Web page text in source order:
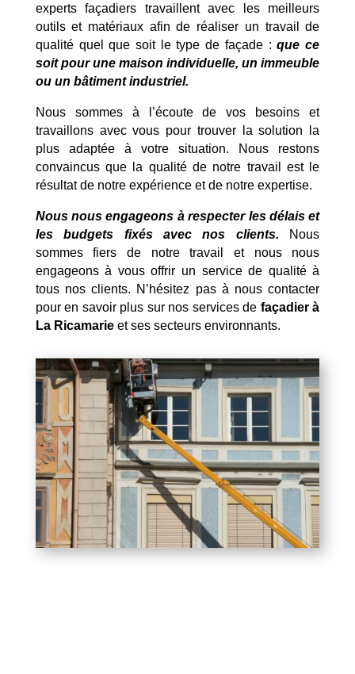
experts façadiers travaillent avec les meilleurs
outils et matériaux afin de réaliser un travail de
qualité quel que soit le type de façade :que ce
soit pour une maison individuelle, un immeuble
ou un bâtiment industriel.
Nous sommes à l’écoute de vos besoins et
travaillons avec vous pour trouver la solution la
plus adaptée à votre situation. Nous restons
convaincus que la qualité de notre travail est le
résultat de notre expérience et de notre expertise.
Nous nous engageons à respecter les délais et
les budgets fixés avec nos clients. Nous
sommes fiers de notre travail et nous nous
engageons à vous offrir un service de qualité à
tous nos clients. N’hésitez pas à nous contacter
pour en savoir plus sur nos services de façadier à
La Ricamarieet ses secteurs environnants.